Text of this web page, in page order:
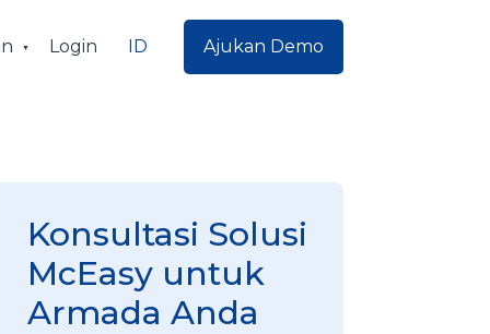
Login ID Ajukan Demo
Konsultasi Solusi
McEasy untuk
Armada Anda